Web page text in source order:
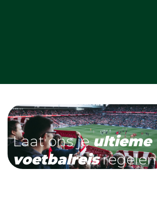
Laat ons jeultieme
voetbalreisregelen